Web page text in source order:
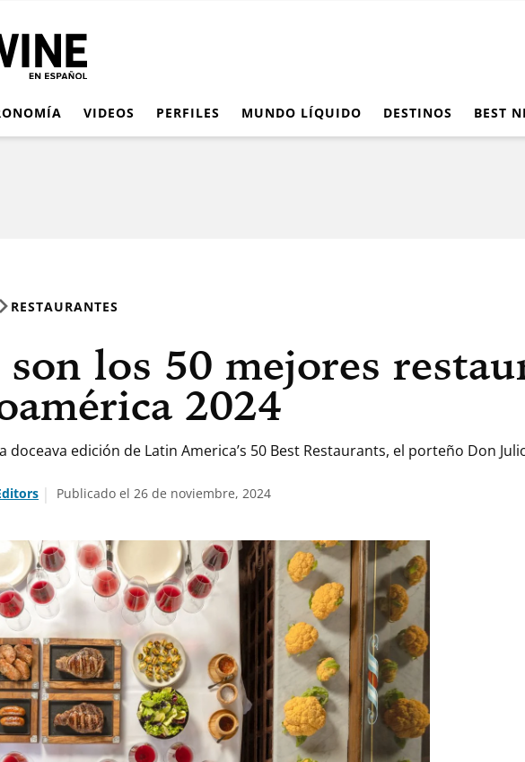
VIDEOS PERFILES MUNDO LÍQUIDO DESTINOS BEST
RESTAURANTES
son los 50 mejores
2024
doceava edición de Latin America’s 50 Best Restaurants, el porteño Don
Publicado el 26 de noviembre, 2024